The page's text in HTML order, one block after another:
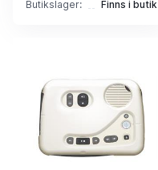
Butikslager:
Finns i butik